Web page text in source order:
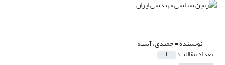
نویسنده =حمیدی، آسیه
تعداد مقالات: 1